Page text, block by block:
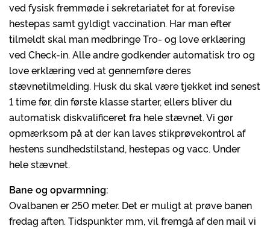
ved fysisk fremmøde i sekretariatet for at forevise
hestepas samt gyldigt vaccination. Har man efter
tilmeldt skal man medbringe Tro- og love erklæring
ved Check-in. Alle andre godkender automatisk tro og
love erklæring ved at gennemføre deres
stævnetilmelding. Husk du skal være tjekket ind senest
1 time før, din første klasse starter, ellers bliver du
automatisk diskvalificeret fra hele stævnet. Vi gør
opmærksom på at der kan laves stikprøvekontrol af
hestens sundhedstilstand, hestepas og vacc. Under
hele stævnet.
Bane og opvarmning:
Ovalbanen er 250 meter. Det er muligt at prøve banen
fredag aften. Tidspunkter mm, vil fremgå af den mail vi